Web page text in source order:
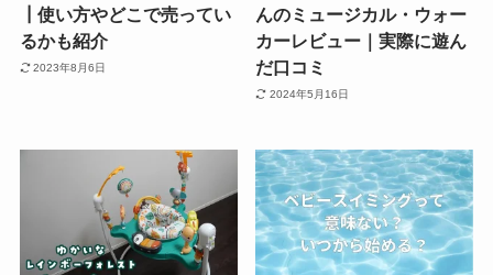
┃使い方やどこで売ってい
るかも紹介
2023年8月6日
んのミュージカル・ウォー
カーレビュー｜実際に遊ん
だ口コミ
2024年5月16日